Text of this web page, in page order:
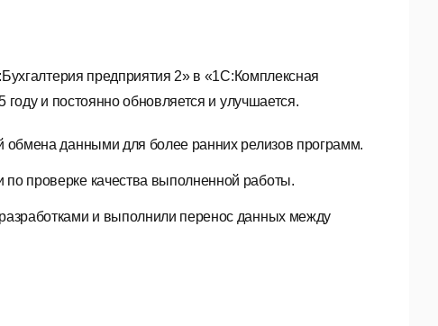
предприятия 2» в «1С:Комплексная
и постоянно обновляется и улучшается.
обмена данными для более ранних релизов программ.
проверке качества выполненной работы.
и выполнили перенос данных между